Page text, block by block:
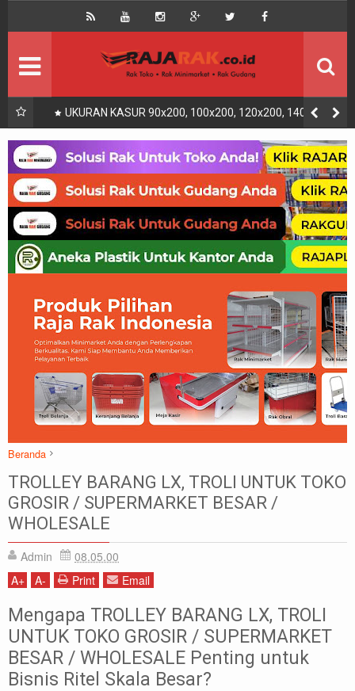
UKURAN KASUR 90x200, 100x200, 120x200, 140x200,
160x200, 180x200 | FUNGSI, MANFAAT DAN KEGUNAAN
Beranda
Trolley Barang
TROLLEY BARANG LX, TROLI UNTUK TOKO GROSIR /
SUPERMARKET BESAR / WHOLESALE
TROLLEY BARANG LX, TROLI UNTUK TOKO
GROSIR / SUPERMARKET BESAR /
WHOLESALE
Admin
08.05.00
A+ A- Print Email
Mengapa TROLLEY BARANG LX, TROLI
UNTUK TOKO GROSIR / SUPERMARKET
BESAR / WHOLESALE Penting untuk
Bisnis Ritel Skala Besar?
Beranda
Kontak About Us
Rak Gudang Rak besi/Rak pallet
Rak Minimarket Supermarket
Produk Lain Peralatan Toko Dll
Artikel Retail & Logistik